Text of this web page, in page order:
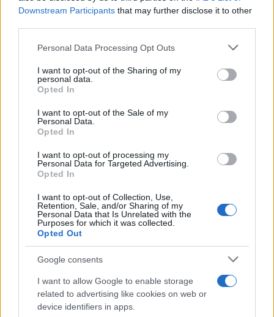
Downstream Participants that may further disclose it to other
Please note that this website/app uses one or more Google
not limited to your visit or usage behaviour. You may click to
grant or deny consent to Google and its third-party tags to
use your data for below specified purposes in below Google
consent section.
Personal Data Processing Opt Outs
I want to opt-out of the Sharing of my
personal data.
Opted In
I want to opt-out of the Sale of my
Personal Data.
Opted In
I want to opt-out of processing my
Personal Data for Targeted Advertising.
Opted In
I want to opt-out of Collection, Use,
Retention, Sale, and/or Sharing of my
Personal Data that Is Unrelated with the
Purposes for which it was collected.
Opted Out
Google consents
I want to allow Google to enable storage
related to advertising like cookies on web or
device identifiers in apps.
NECROLOGIE
Mario Malu
Paolo Pinna
I nostri cari
I nostri cari